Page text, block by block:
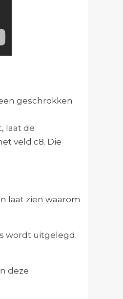
geschrokken
laat de
veld c8. Die
laat zien waarom
wordt uitgelegd.
deze